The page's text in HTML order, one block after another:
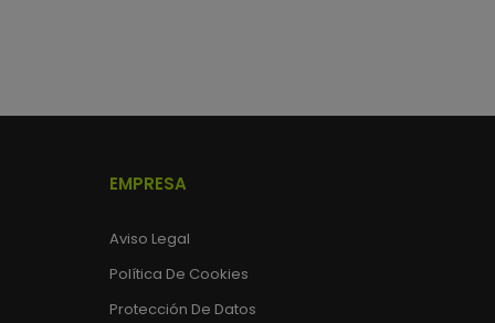
EMPRESA
Aviso Legal
Política De Cookies
Protección De Datos